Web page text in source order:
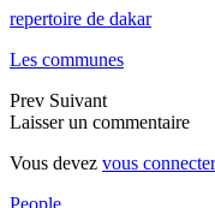
repertoire de dakar
Les communes
Prev Suivant
Laisser un commentaire
Vous devez vous connecter
People